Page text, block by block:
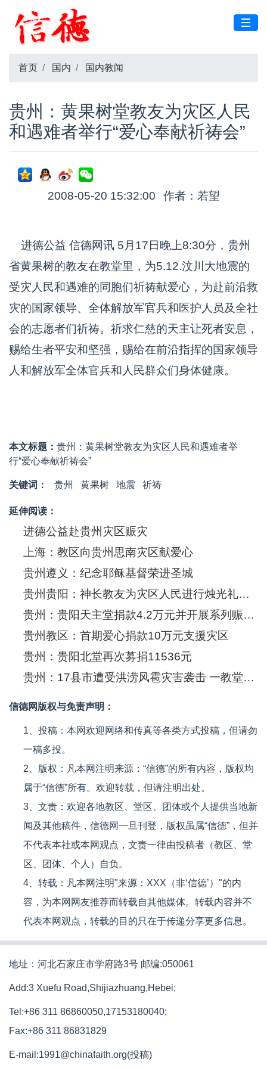
首页 国内 国内教闻
贵州：黄果树堂教友为灾区人民
和遇难者举行“爱心奉献祈祷会”
2008-05-20 15:32:00 作者：若望
进德公益 信德网讯 5月17日晚上8:30分，贵州
省黄果树的教友在教堂里，为5.12.汶川大地震的
受灾人民和遇难的同胞们祈祷献爱心，为赴前沿救
灾的国家领导、全体解放军官兵和医护人员及全社
会的志愿者们祈祷。祈求仁慈的天主让死者安息，
赐给生者平安和坚强，赐给在前沿指挥的国家领导
人和解放军全体官兵和人民群众们身体健康。
本文标题： 贵州：黄果树堂教友为灾区人民和遇难者举
行“爱心奉献祈祷会”
关键词： 贵州 黄果树 地震 祈祷
延伸阅读：
进德公益赴贵州灾区赈灾
上海：教区向贵州思南灾区献爱心
贵州遵义：纪念耶稣基督荣进圣城
贵州贵阳：神长教友为灾区人民进行烛光礼祈祷
贵州：贵阳天主堂捐款4.2万元并开展系列赈灾活动
贵州教区：首期爱心捐款10万元支援灾区
贵州：贵阳北堂再次募捐11536元
贵州：17县市遭受洪涝风雹灾害袭击 一教堂受灾
信德网版权与免责声明：
1、投稿：本网欢迎网络和传真等各类方式投稿，但请勿
一稿多投。
2、版权：凡本网注明来源：“信德”的所有内容，版权均
属于“信德”所有。欢迎转载，但请注明出处。
3、文责：欢迎各地教区、堂区、团体或个人提供当地新
闻及其他稿件，信德网一旦刊登，版权虽属“信德”，但并
不代表本社或本网观点，文责一律由投稿者（教区、堂
区、团体、个人）自负。
4、转载：凡本网注明"来源：XXX（非‘信德’）"的内
容，为本网网友推荐而转载自其他媒体。转载内容并不
代表本网观点，转载的目的只在于传递分享更多信息。
地址：河北石家庄市学府路3号 邮编:050061
Add:3 Xuefu Road,Shijiazhuang,Hebei;
Tel:+86 311 86860050,17153180040;
Fax:+86 311 86831829
E-mail:1991@chinafaith.org(投稿)